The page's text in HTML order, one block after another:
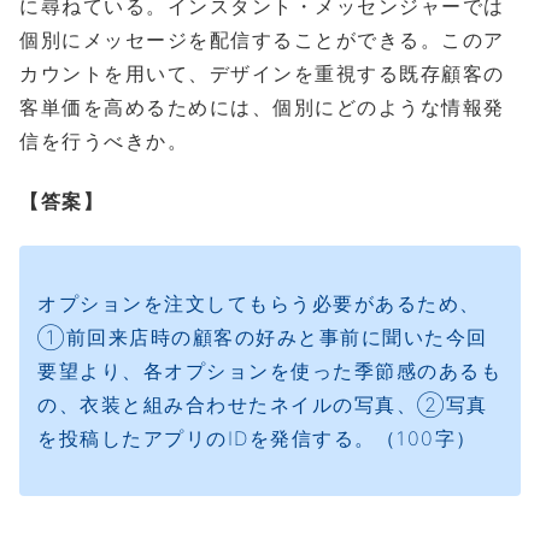
に尋ねている。インスタント・メッセンジャーでは
個別にメッセージを配信することができる。このア
カウントを用いて、デザインを重視する既存顧客の
客単価を高めるためには、個別にどのような情報発
信を行うべきか。
【答案】
オプションを注文してもらう必要があるため、
①前回来店時の顧客の好みと事前に聞いた今回
要望より、各オプションを使った季節感のあるも
の、衣装と組み合わせたネイルの写真、②写真
を投稿したアプリのIDを発信する。（100字）